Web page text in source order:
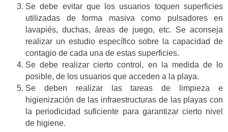
Se debe evitar que los usuarios toquen superficies
utilizadas de forma masiva como pulsadores en
lavapiés, duchas, áreas de juego, etc. Se aconseja
realizar un estudio específico sobre la capacidad de
contagio de cada una de estas superficies.
Se debe realizar cierto control, en la medida de lo
posible, de los usuarios que acceden a la playa.
Se deben realizar las tareas de limpieza e
higienización de las infraestructuras de las playas con
la periodicidad suficiente para garantizar cierto nivel
de higiene.